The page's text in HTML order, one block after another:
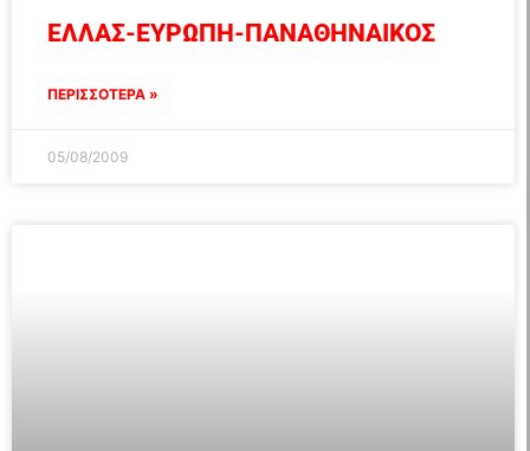
ΕΛΛΑΣ-ΕΥΡΩΠΗ-ΠΑΝΑΘΗΝΑΙΚΟΣ
ΠΕΡΙΣΣΟΤΕΡΑ »
05/08/2009